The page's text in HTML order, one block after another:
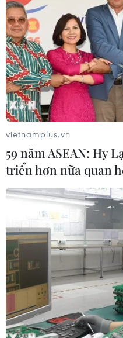
vietnamplus.vn
59 năm ASEAN: Hy
triển hơn nữa quan